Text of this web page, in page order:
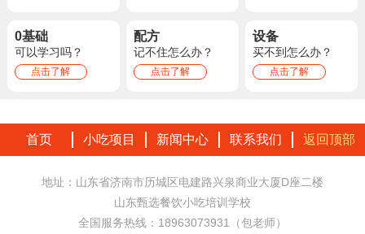
0基础
可以学习吗？
点击了解
配方
记不住怎么办？
点击了解
设备
买不到怎么办？
点击了解
首页 小吃项目 新闻中心 联系我们 返回顶部
地址：山东省济南市历城区电建路兴泉商业大厦D座二楼
山东甄选餐饮小吃培训学校
全国服务热线：18963073931（包老师）